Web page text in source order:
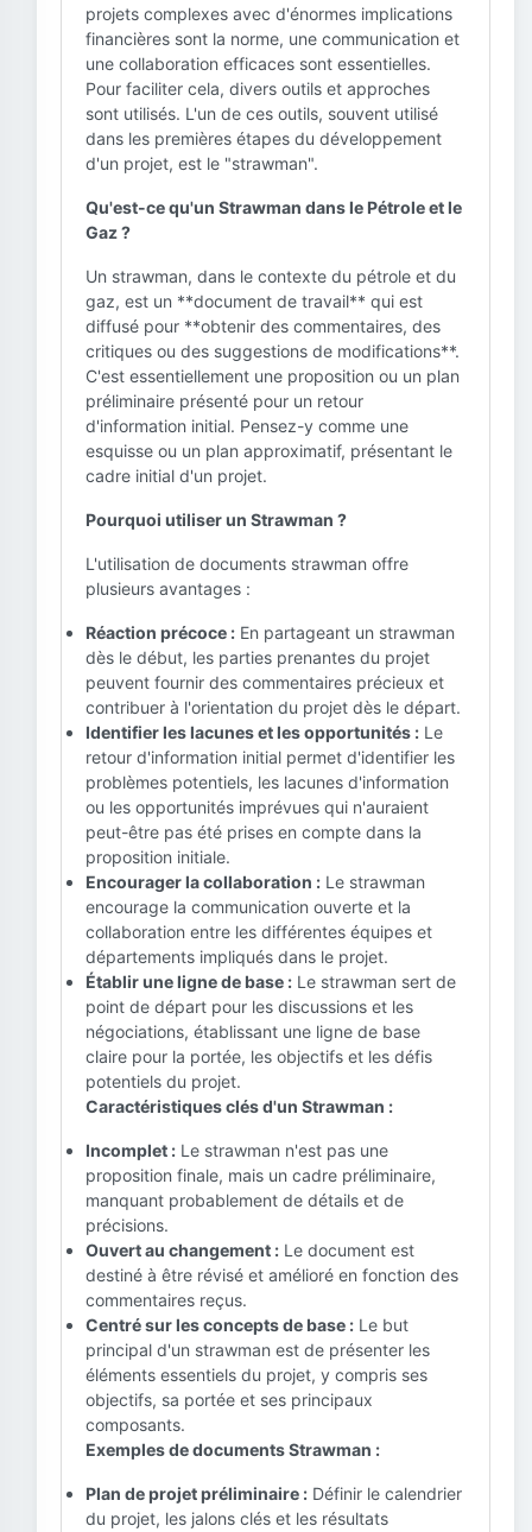
projets complexes avec d'énormes implications
financières sont la norme, une communication et
une collaboration efficaces sont essentielles.
Pour faciliter cela, divers outils et approches
sont utilisés. L'un de ces outils, souvent utilisé
dans les premières étapes du développement
d'un projet, est le "strawman".
Qu'est-ce qu'un Strawman dans le Pétrole et le
Gaz ?
Un strawman, dans le contexte du pétrole et du
gaz, est un **document de travail** qui est
diffusé pour **obtenir des commentaires, des
critiques ou des suggestions de modifications**.
C'est essentiellement une proposition ou un plan
préliminaire présenté pour un retour
d'information initial. Pensez-y comme une
esquisse ou un plan approximatif, présentant le
cadre initial d'un projet.
Pourquoi utiliser un Strawman ?
L'utilisation de documents strawman offre
plusieurs avantages :
Réaction précoce : En partageant un strawman
dès le début, les parties prenantes du projet
peuvent fournir des commentaires précieux et
contribuer à l'orientation du projet dès le départ.
Identifier les lacunes et les opportunités : Le
retour d'information initial permet d'identifier les
problèmes potentiels, les lacunes d'information
ou les opportunités imprévues qui n'auraient
peut-être pas été prises en compte dans la
proposition initiale.
Encourager la collaboration : Le strawman
encourage la communication ouverte et la
collaboration entre les différentes équipes et
départements impliqués dans le projet.
Établir une ligne de base : Le strawman sert de
point de départ pour les discussions et les
négociations, établissant une ligne de base
claire pour la portée, les objectifs et les défis
potentiels du projet.
Caractéristiques clés d'un Strawman :
Incomplet : Le strawman n'est pas une
proposition finale, mais un cadre préliminaire,
manquant probablement de détails et de
précisions.
Ouvert au changement : Le document est
destiné à être révisé et amélioré en fonction des
commentaires reçus.
Centré sur les concepts de base : Le but
principal d'un strawman est de présenter les
éléments essentiels du projet, y compris ses
objectifs, sa portée et ses principaux
composants.
Exemples de documents Strawman :
Plan de projet préliminaire : Définir le calendrier
du projet, les jalons clés et les résultats